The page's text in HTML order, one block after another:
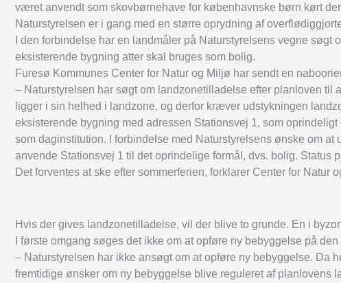
været anvendt som skovbørnehave for københavnske børn kørt
Naturstyrelsen er i gang med en større oprydning af
I den forbindelse har en landmåler på Naturstyrelsens vegne
eksisterende bygning atter skal bruges som bolig.
Furesø Kommunes Center for Natur og Miljø har sendt en
– Naturstyrelsen har søgt om landzonetilladelse efter planloven til
ligger i sin helhed i landzone, og derfor kræver udstykningen
eksisterende bygning med adressen Stationsvej 1, som
som daginstitution. I forbindelse med Naturstyrelsens ønske om
anvende Stationsvej 1 til det oprindelige formål, dvs. bolig. Status
Det forventes at ske efter sommerferien, forklarer Center for Natur
Hvis der gives landzonetilladelse, vil der blive to grunde. En i
I første omgang søges det ikke om at opføre ny bebyggelse på
– Naturstyrelsen har ikke ansøgt om at opføre ny bebyggelse. Da
fremtidige ønsker om ny bebyggelse blive reguleret af planlovens